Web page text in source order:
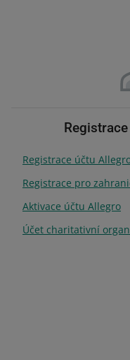
Pomoc
hledat kdekoli
Účet
Registrace účtu
Registrace pro
Aktivace účtu Allegro
Účet charitativní